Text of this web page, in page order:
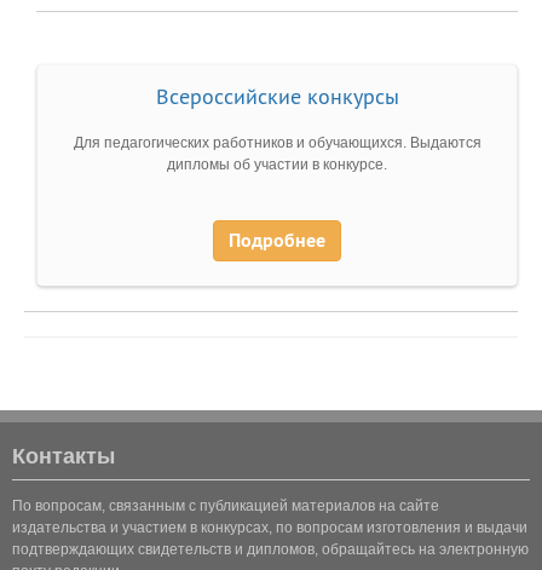
Всероссийские конкурсы
Для педагогических работников и обучающихся. Выдаются
дипломы об участии в конкурсе.
Подробнее
Контакты
По вопросам, связанным с публикацией материалов на сайте
издательства и участием в конкурсах, по вопросам изготовления и выдачи
подтверждающих свидетельств и дипломов, обращайтесь на электронную